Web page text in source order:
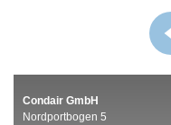
Condair GmbH
Nordportbogen 5